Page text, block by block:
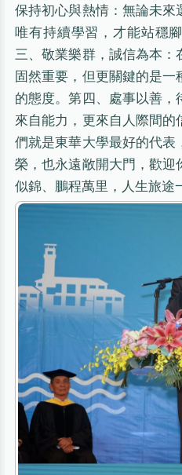
保持初心與熱情：無論未來
唯有持續學習，才能站穩
三、敬業樂群，誠信為本：
固然重要，但更關鍵的是
的態度。第四、處事以善
來自能力，更來自人際間
們就是東華大學最好的代
榮，也永遠敞開大門，歡
似錦、鵬程萬里，人生旅途